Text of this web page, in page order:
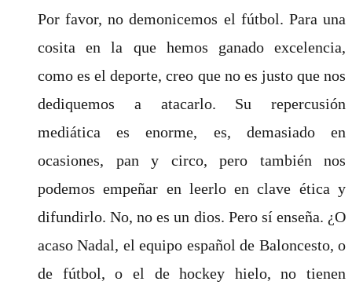
Por favor, no demonicemos el fútbol. Para una
cosita en la que hemos ganado excelencia,
como es el deporte, creo que no es justo que nos
dediquemos a atacarlo. Su repercusión
mediática es enorme, es, demasiado en
ocasiones, pan y circo, pero también nos
podemos empeñar en leerlo en clave ética y
difundirlo. No, no es un dios. Pero sí enseña. ¿O
acaso Nadal, el equipo español de Baloncesto, o
de fútbol, o el de hockey hielo, no tienen